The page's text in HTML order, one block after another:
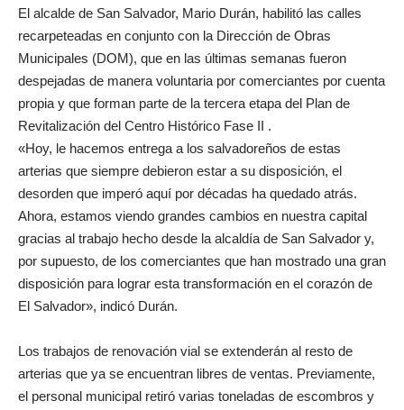
El alcalde de San Salvador, Mario Durán, habilitó las calles
recarpeteadas en conjunto con la Dirección de Obras
Municipales (DOM), que en las últimas semanas fueron
despejadas de manera voluntaria por comerciantes por cuenta
propia y que forman parte de la tercera etapa del Plan de
Revitalización del Centro Histórico Fase II .
«Hoy, le hacemos entrega a los salvadoreños de estas
arterias que siempre debieron estar a su disposición, el
desorden que imperó aquí por décadas ha quedado atrás.
Ahora, estamos viendo grandes cambios en nuestra capital
gracias al trabajo hecho desde la alcaldía de San Salvador y,
por supuesto, de los comerciantes que han mostrado una gran
disposición para lograr esta transformación en el corazón de
El Salvador», indicó Durán.
Los trabajos de renovación vial se extenderán al resto de
arterias que ya se encuentran libres de ventas. Previamente,
el personal municipal retiró varias toneladas de escombros y